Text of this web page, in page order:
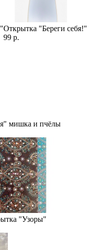
Открытка "Береги себя!"
99 р.
мишка и пчёлы
"Узоры"